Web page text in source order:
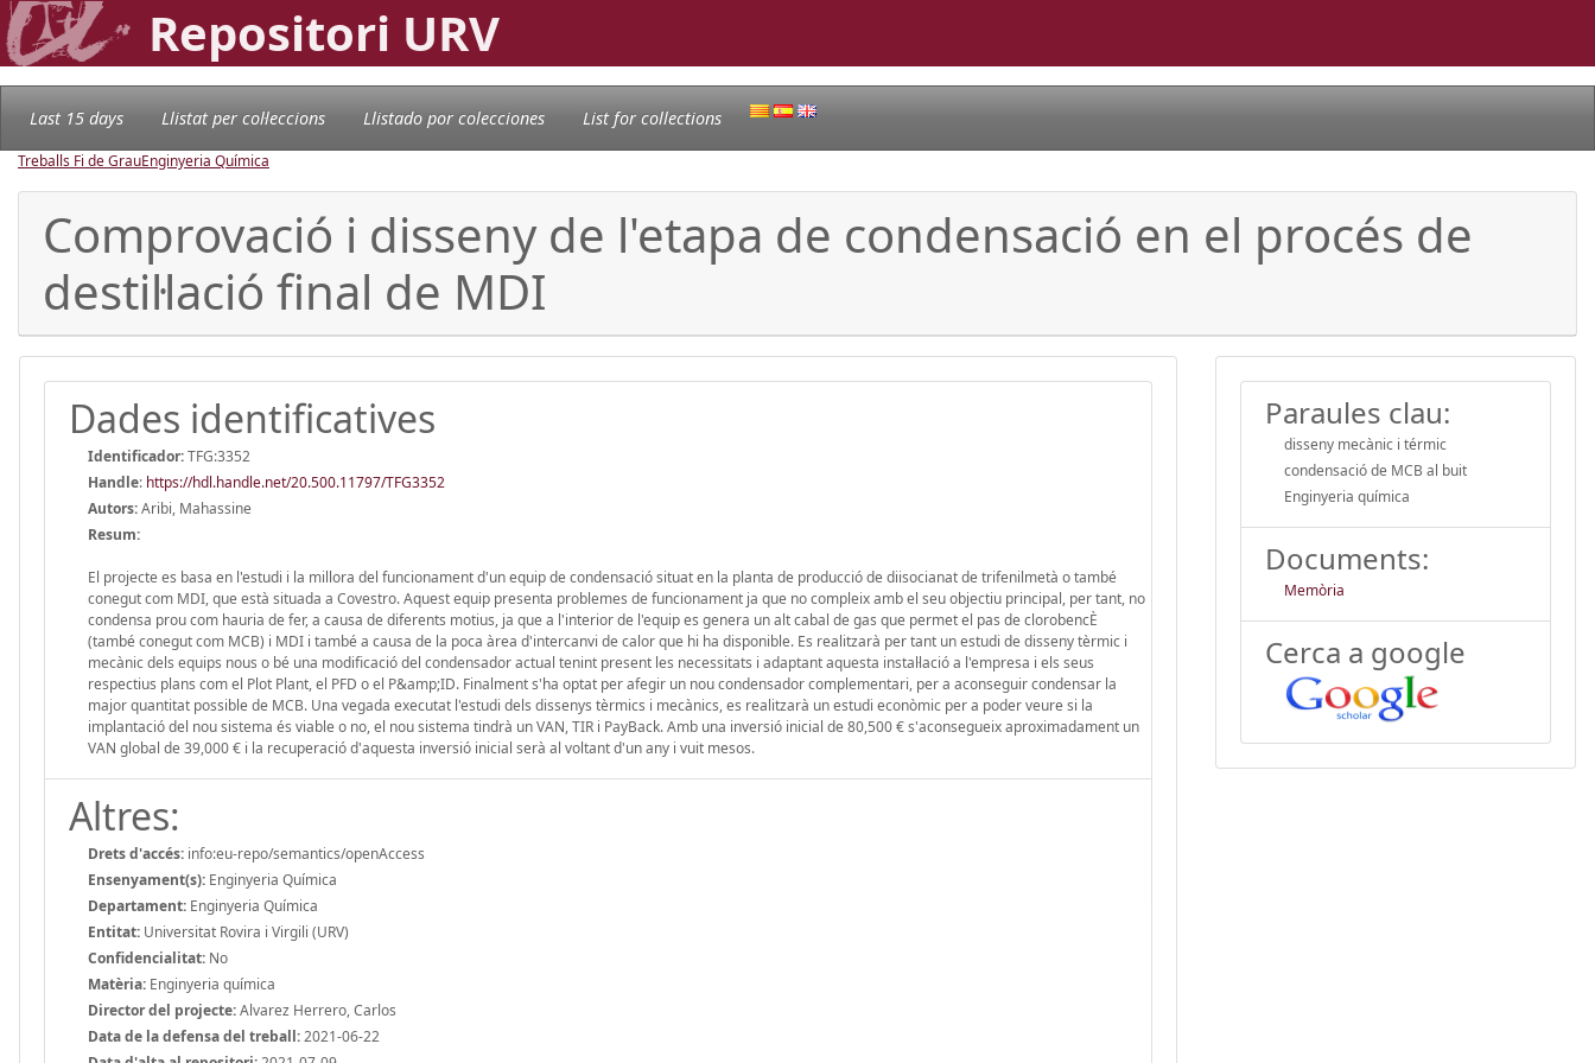
Repositori URV
Last 15 days Llistat per col·leccions Llistado por colecciones List for collections
Treballs Fi de GrauEnginyeria Química
Comprovació i disseny de l'etapa de condensació en el procés de
destil·lació final de MDI
Dades identificatives
Identificador:TFG:3352
Handle: https://hdl.handle.net/20.500.11797/TFG3352
Autors:Aribi, Mahassine
Resum:
El projecte es basa en l'estudi i la millora del funcionament d'un equip de condensació situat en la planta de producció de diisocianat de trifenilmetà o també
conegut com MDI, que està situada a Covestro. Aquest equip presenta problemes de funcionament ja que no compleix amb el seu objectiu principal, per tant, no
condensa prou com hauria de fer, a causa de diferents motius, ja que a l'interior de l'equip es genera un alt cabal de gas que permet el pas de clorobencÈ
(també conegut com MCB) i MDI i també a causa de la poca àrea d'intercanvi de calor que hi ha disponible. Es realitzarà per tant un estudi de disseny tèrmic i
mecànic dels equips nous o bé una modificació del condensador actual tenint present les necessitats i adaptant aquesta instal·lació a l'empresa i els seus
respectius plans com el Plot Plant, el PFD o el P&amp;ID. Finalment s'ha optat per afegir un nou condensador complementari, per a aconseguir condensar la
major quantitat possible de MCB. Una vegada executat l'estudi dels dissenys tèrmics i mecànics, es realitzarà un estudi econòmic per a poder veure si la
implantació del nou sistema és viable o no, el nou sistema tindrà un VAN, TIR i PayBack. Amb una inversió inicial de 80,500 € s'aconsegueix aproximadament un
VAN global de 39,000 € i la recuperació d'aquesta inversió inicial serà al voltant d'un any i vuit mesos.
Altres:
Drets d'accés: info:eu-repo/semantics/openAccess
Ensenyament(s): Enginyeria Química
Departament: Enginyeria Química
Entitat: Universitat Rovira i Virgili (URV)
Confidencialitat: No
Matèria: Enginyeria química
Director del projecte:Alvarez Herrero, Carlos
Data de la defensa del treball:2021-06-22
Paraules clau:
disseny mecànic i térmic
condensació de MCB al buit
Enginyeria química
Documents:
Memòria
Cerca a google